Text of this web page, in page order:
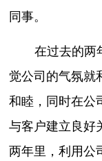
同事。
在过去的两
觉公司的气氛就
和睦，同时在公
与客户建立良好
两年里，利用公